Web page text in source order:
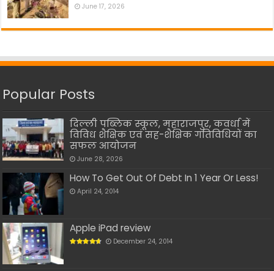
June 17, 2026
Popular Posts
दिल्ली पब्लिक स्कूल, महाराजपुर, कवर्धा में
विविध शैक्षिक एवं सह-शैक्षिक गतिविधियों का
सफल आयोजन
June 28, 2026
How To Get Out Of Debt In 1 Year Or Less!
April 24, 2014
Apple iPad review
December 24, 2014